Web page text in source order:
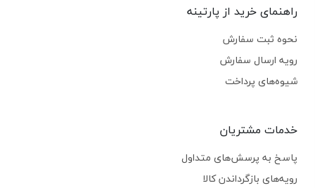
راهنمای خرید از پارتینه
نحوه ثبت سفارش
رویه ارسال سفارش
شیوه‌های پرداخت
خدمات مشتریان
پاسخ به پرسش‌های متداول
رویه‌های بازگرداندن کالا